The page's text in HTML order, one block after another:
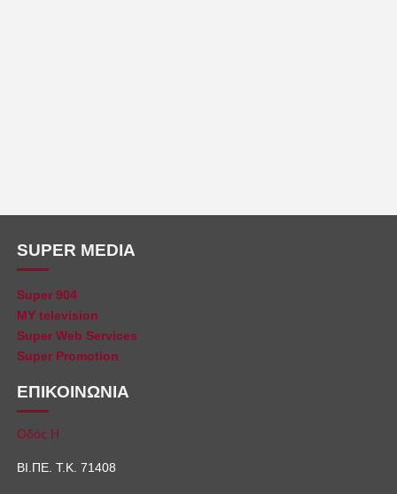
SUPER MEDIA
Super 904
MY television
Super Web Services
Super Promotion
ΕΠΙΚΟΙΝΩΝΙΑ
Οδός Η
ΒΙ.ΠΕ. Τ.Κ. 71408